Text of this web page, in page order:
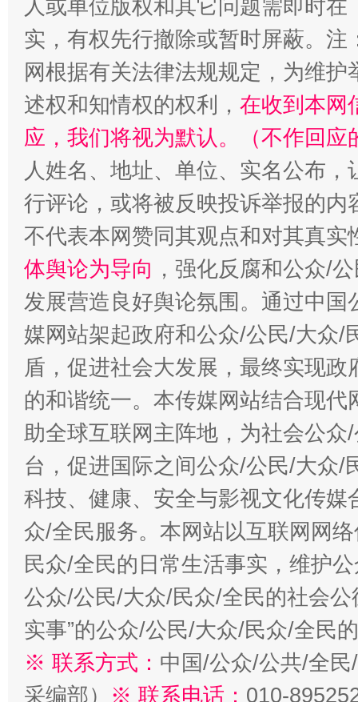
如何以
“蜀中异人”王建安的艺术幻境
人或单位版权和其它问题需即时在
实，有权先行撤除或暂时屏蔽。
网根据有关法律法规规定，为维
述权和知情权的权利， 在收到本网
应，我们将视为默认。（不作回应
人姓名、地址、单位、实名公布
行评论，或将被反映投诉举报的
不代表本网赞同其观点和对其真实
体舆论为导向 ，强化反腐和公众/
发展营造良好舆论氛围。通过中
媒网站架起政府和公众/公民/大众/
盾，促进社会大发展，最终实现
的和谐统一。本传媒网站结合现
助全球互联网主阵地，为社会公
台，促进国际之间公众/公民/大众/
科技、健康、安全与影视文化传
众/全民服务。本网站以互联网网
民众/全民的日常生活事实，维护
公众/公民/大众/民众/全民的社会公
实事”的公众/公民/大众/民众/全民
※ 联系方式： 中国/公众/公共/全
采编部） ※ 联系电话： 010-